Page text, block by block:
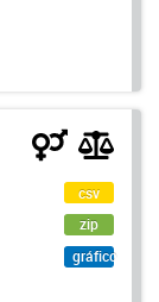
csv
zip
gráfico